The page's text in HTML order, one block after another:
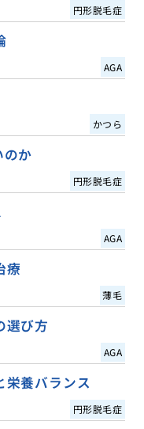
円形脱毛症
AGA
かつら
か
円形脱毛症
AGA
療
薄毛
選び方
AGA
栄養バランス
円形脱毛症